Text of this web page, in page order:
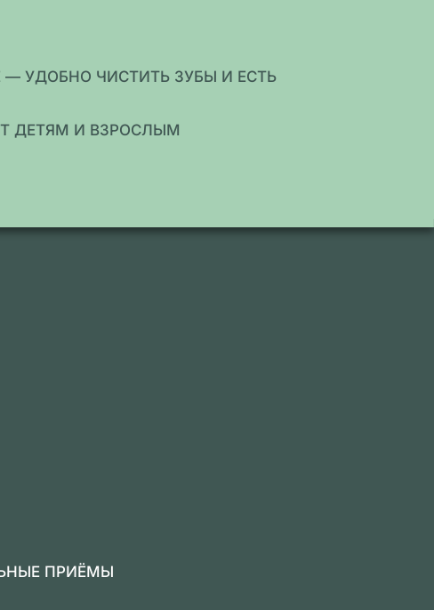
УДОБНО ЧИСТИТЬ ЗУБЫ И ЕСТЬ
ДЕТЯМ И ВЗРОСЛЫМ
ПРИЁМЫ